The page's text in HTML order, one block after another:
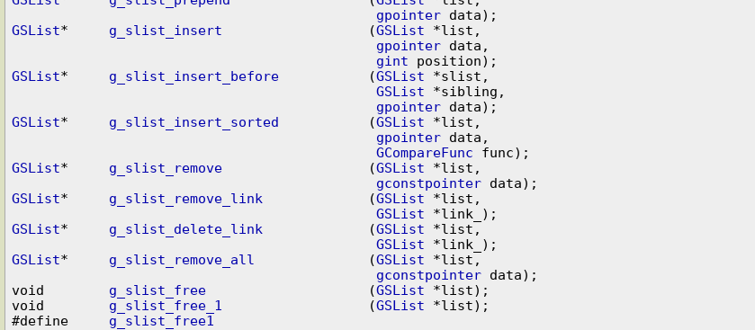
gpointer
GSList* g_slist_insert
                  (
GSList *list,
gpointer data,
gint
GSList* g_slist_insert_before
           (
GSList *slist,
GSList *sibling,
gpointer
GSList* g_slist_insert_sorted
           (
GSList *list,
gpointer data,
GCompareFunc
GSList* g_slist_remove
                  (
GSList *list,
gconstpointer
GSList* g_slist_remove_link
             (
GSList *list,
GSList
GSList* g_slist_delete_link
             (
GSList *list,
GSList
GSList* g_slist_remove_all
              (
GSList *list,
gconstpointer data);
void g_slist_free
                    (
GSList *list);
void g_slist_free_1
                  (
GSList *list);
#define g_slist_free1